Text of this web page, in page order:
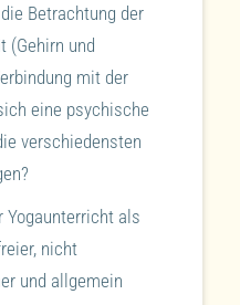
Betrachtung der
(Gehirn und
mit der
eine psychische
verschiedensten
als
nicht
und allgemein